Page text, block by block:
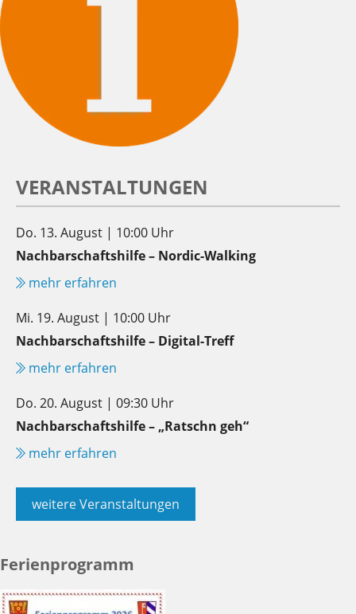
VERANSTALTUNGEN
Do. 13. August | 10:00 Uhr
Nachbarschaftshilfe – Nordic-Walking
mehr erfahren
Mi. 19. August | 10:00 Uhr
Nachbarschaftshilfe – Digital-Treff
mehr erfahren
Do. 20. August | 09:30 Uhr
Nachbarschaftshilfe – „Ratschn geh“
mehr erfahren
weitere Veranstaltungen
Ferienprogramm